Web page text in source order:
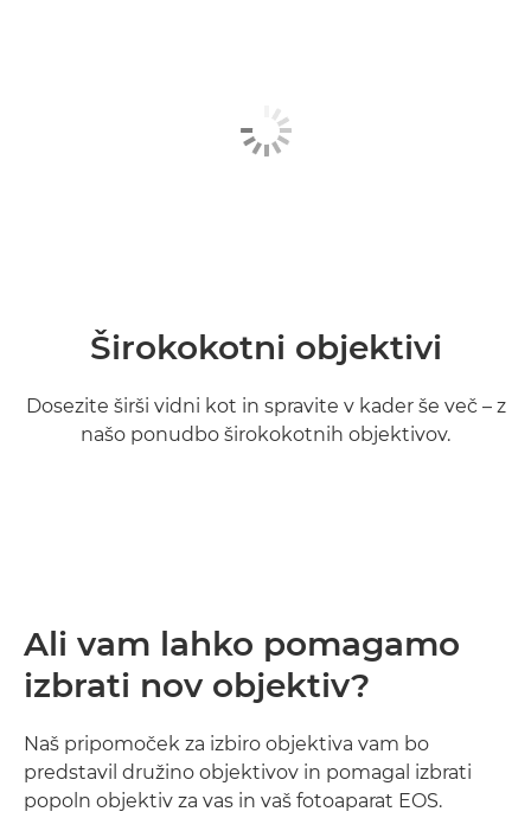
Širokokotni objektivi
Dosezite širši vidni kot in spravite v kader še več – z
našo ponudbo širokokotnih objektivov.
Ali vam lahko pomagamo
izbrati nov objektiv?
Naš pripomoček za izbiro objektiva vam bo
predstavil družino objektivov in pomagal izbrati
popoln objektiv za vas in vaš fotoaparat EOS.